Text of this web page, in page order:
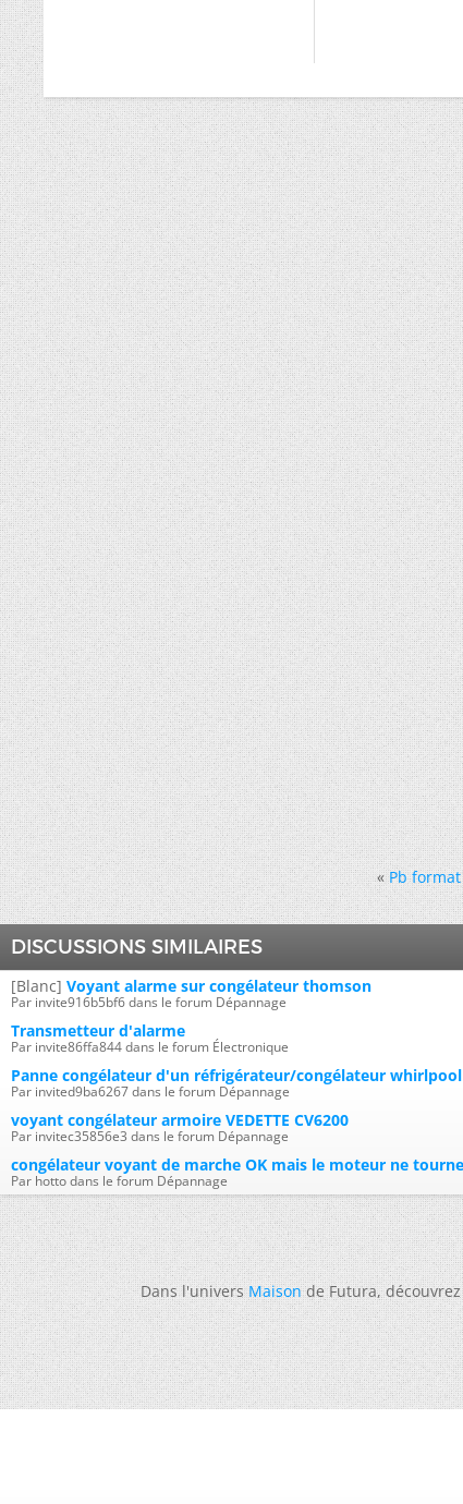
« Pb
DISCUSSIONS SIMILAIRES
[Blanc] Voyant alarme sur congélateur thomson
Par invite916b5bf6 dans le forum Dépannage
Transmetteur d'alarme
Par invite86ffa844 dans le forum Électronique
Panne congélateur d'un réfrigérateur/congélateur whirlpool
Par invited9ba6267 dans le forum Dépannage
voyant congélateur armoire VEDETTE CV6200
Par invitec35856e3 dans le forum Dépannage
congélateur voyant de marche OK mais le moteur ne
Par hotto dans le forum Dépannage
Dans l'universMaisonde Futura,